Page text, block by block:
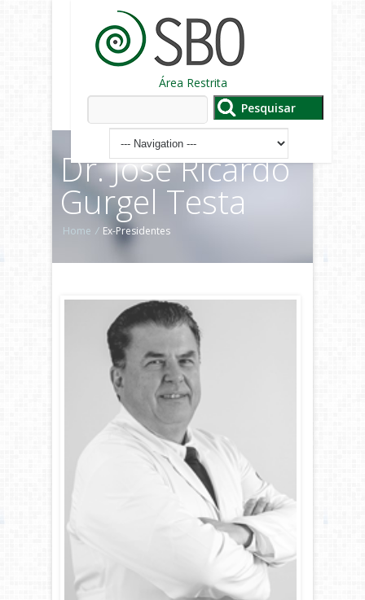
Área Restrita
Dr. Jose Ricardo
Gurgel Testa
Home / Ex-Presidentes